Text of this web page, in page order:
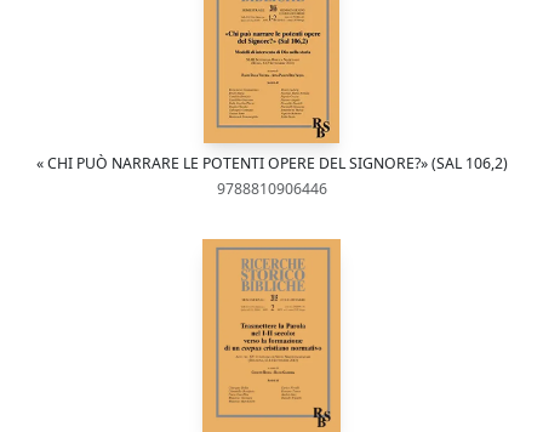
« CHI PUÒ NARRARE LE POTENTI OPERE DEL SIGNORE?» (SAL 106,2)
9788810906446